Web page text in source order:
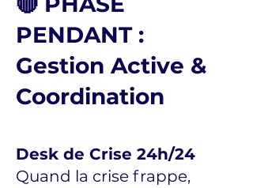
PENDANT :
Gestion Active &
Coordination
Desk de Crise 24h/24
Quand la crise frappe,